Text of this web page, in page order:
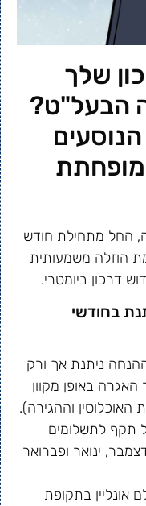
שלך
הבעל"ט?
מופחתת
החל מתחילת חודש
הוזלה משמעותית
דרכון ביומטרי.
בחודשי
ניתנת אך ורק
באופן מקוון
וההגירה).
תקף לתשלומים
ינואר ופברואר
אונליין בתקופת